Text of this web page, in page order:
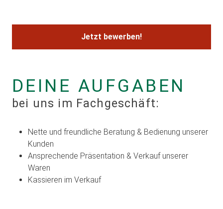
Jetzt bewerben!
DEINE AUFGABEN
bei uns im Fachgeschäft:
Nette und freundliche Beratung & Bedienung unserer
Kunden
Ansprechende Präsentation & Verkauf unserer
Waren
Kassieren im Verkauf